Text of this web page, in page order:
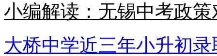
小编解读：无锡中考政
大桥中学近三年小升初